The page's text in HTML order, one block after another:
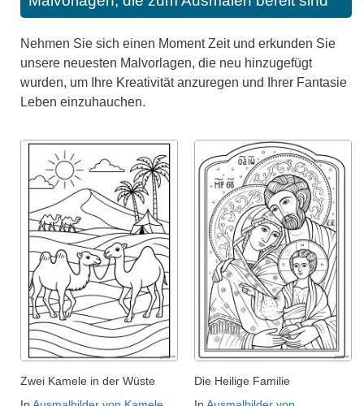
Nehmen Sie sich einen Moment Zeit und erkunden Sie
unsere neuesten Malvorlagen, die neu hinzugefügt
wurden, um Ihre Kreativität anzuregen und Ihrer Fantasie
Leben einzuhauchen.
Zwei Kamele in der Wüste
Die Heilige Familie